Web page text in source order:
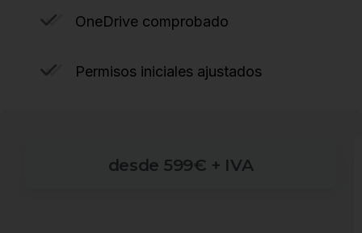
OneDrive comprobado
Permisos iniciales ajustados
desde 599€ + IVA